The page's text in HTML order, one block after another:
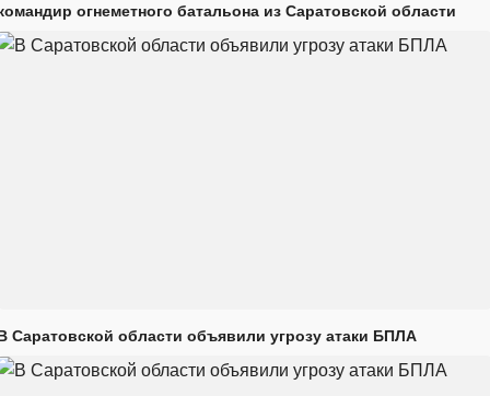
огнеметного батальона из Саратовской области
Саратовской области объявили угрозу атаки БПЛА